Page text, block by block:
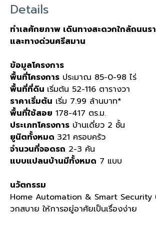
Details
ทำเลศักยภาพ เดินทางสะดวกใกล้ถนน
และทางด่วนศรีสมาน
ข้อมูลโครงการ
พื้นที่โครงการ ประมาณ 85-0-98 ไร่
พื้นที่ที่ดิน เริ่มต้น 52-116 ตารางวา
ราคาเริ่มต้น เริ่ม 7.99 ล้านบาท*
พื้นที่ใช้สอย 178-417 ตร.ม.
ประเภทโครงการ บ้านเดี่ยว 2 ชั้น
ยูนิตทั้งหมด 321 ครอบครัว
จำนวนที่จอดรถ 2-3 คัน
แบบแปลนบ้านมีทั้งหมด 7 แบบ
นวัตกรรม
Home Automation & Smart Security
วกสบาย ให้การอยู่อาศัยเป็นเรื่องง่าย